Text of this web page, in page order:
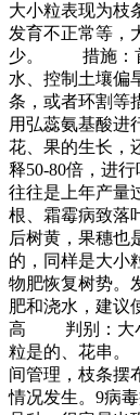
大小粒表现为枝
发育不正常等，
少。 措施：首
水、控制土壤偏
条，或者环割等
用弘蕊氨基酸进
花、果的生长，
释50-80倍，进
往往是上年产量
根、霜霉病致
后树黄，果穗也
的，同样是大
物肥恢复树势。
肥和浇水，建议
高 判别：大小
粒是的、花串
间管理，枝条摆
情况发生。9病